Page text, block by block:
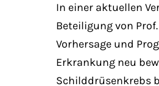
In einer aktuellen
Beteiligung von
Vorhersage und
Erkrankung neu
Schilddrüsenkrebs